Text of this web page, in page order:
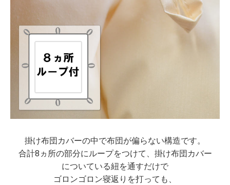
掛け布団カバーの中で布団が偏らない構造です。
合計8ヵ所の部分にループをつけて、掛け布団カバー
についている紐を通すだけで
ゴロンゴロン寝返りを打っても、